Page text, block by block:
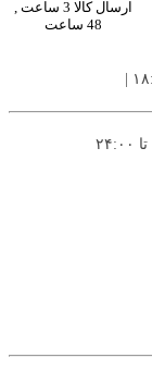
ارسال کالا 3 ساعت ,
48 ساعت